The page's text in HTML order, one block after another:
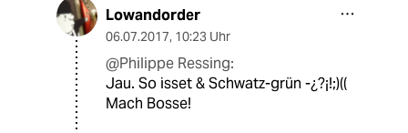
Lowandorder
06.07.2017, 10:23 Uhr
@Philippe Ressing:
Jau. So isset & Schwatz-grün -¿?¡!;)((
Mach Bosse!